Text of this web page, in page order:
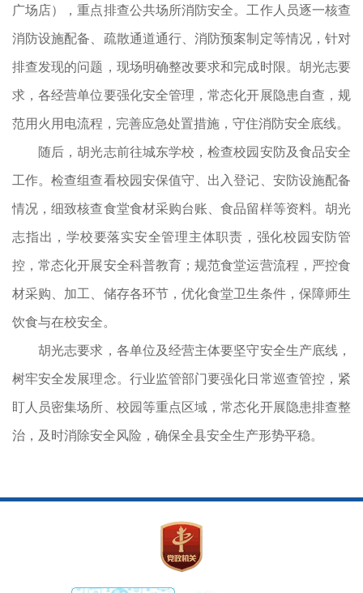
广场店），重点排查公共场所消防安全。工作人员逐一核查
消防设施配备、疏散通道通行、消防预案制定等情况，针对
排查发现的问题，现场明确整改要求和完成时限。胡光志要
求，各经营单位要强化安全管理，常态化开展隐患自查，规
范用火用电流程，完善应急处置措施，守住消防安全底线。
随后，胡光志前往城东学校，检查校园安防及食品安全
工作。检查组查看校园安保值守、出入登记、安防设施配备
情况，细致核查食堂食材采购台账、食品留样等资料。胡光
志指出，学校要落实安全管理主体职责，强化校园安防管
控，常态化开展安全科普教育；规范食堂运营流程，严控食
材采购、加工、储存各环节，优化食堂卫生条件，保障师生
饮食与在校安全。
胡光志要求，各单位及经营主体要坚守安全生产底线，
树牢安全发展理念。行业监管部门要强化日常巡查管控，紧
盯人员密集场所、校园等重点区域，常态化开展隐患排查整
治，及时消除安全风险，确保全县安全生产形势平稳。